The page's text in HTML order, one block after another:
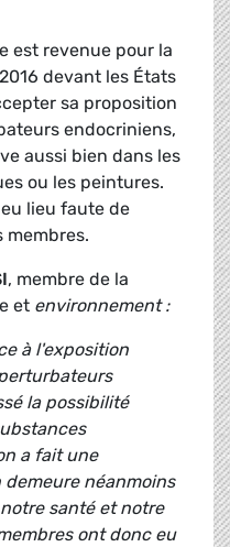
est revenue pour la
devant les États
sa proposition
endocriniens,
aussi bien dans les
ou les peintures.
lieu faute de
membres.
, membre de la
et environnement :
à l'exposition
la possibilité
a fait une
néanmoins
santé et notre
ont donc eu